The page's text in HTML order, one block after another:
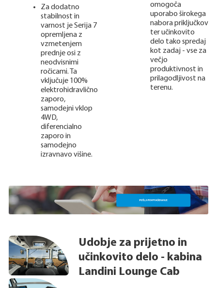
Za dodatno
stabilnost in
varnost je Serija 7
opremljena z
vzmetenjem
prednje osi z
neodvisnimi
ročicami. Ta
vključuje 100%
elektrohidravlično
zaporo,
samodejni vklop
4WD,
diferencialno
zaporo in
samodejno
izravnavo višine.
omogoča
uporabo širokega
nabora priključkov
ter učinkovito
delo tako spredaj
kot zadaj - vse za
večjo
produktivnost in
prilagodljivost na
terenu.
Udobje za prijetno in
učinkovito delo - kabina
Landini Lounge Cab